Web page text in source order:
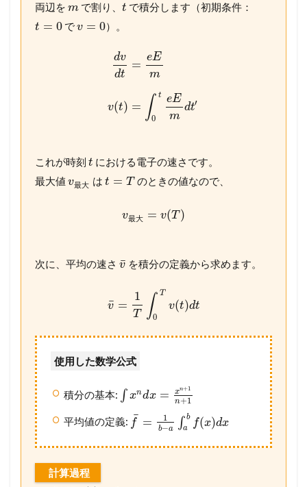
両辺を m で割り、t で積分します（初期条件：
t = 0 でv = 0）。
dv
dt
v(t)
=
eE
m
= ∫ t
0
eE
m
dt′
これが時刻 t における電子の速さです。
最大値 v最大 は t = T のときの値なので、
v最大 = v(T)
次に、平均の速さ v
¯ を積分の定義から求めます。
v
¯ =
1
T ∫ T
0
v(t)dt
使用した数学公式
積分の基本: ∫ xndx = xn+1
n+1
平均値の定義: f¯ = 1
b−a ∫ b
a
f(x)dx
計算過程